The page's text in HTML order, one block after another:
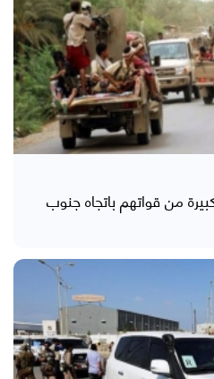
من قواتهم باتجاه جنوب